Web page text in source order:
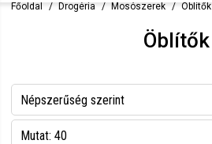
Főoldal Drogéria Mosószerek Öblítők
Öblítők
Népszerűség szerint
Név szerint csökkenő
Mutat: 40